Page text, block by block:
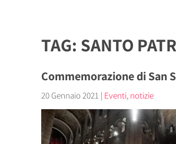
TAG: SANTO
Commemorazione di San
20 Gennaio 2021 | Eventi, notizie